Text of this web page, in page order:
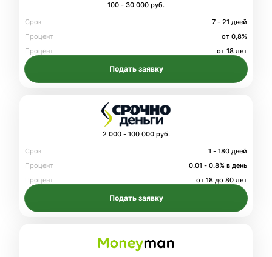
100 - 30 000 руб.
Срок
7 - 21 дней
Процент
от 0,8%
Процент
от 18 лет
Подать заявку
2 000 - 100 000 руб.
Срок
1 - 180 дней
Процент
0.01 - 0.8% в день
Процент
от 18 до 80 лет
Подать заявку